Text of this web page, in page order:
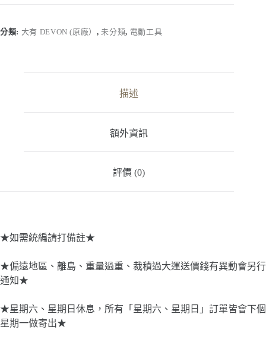
｜
分類: 大有 DEVON (原廠）,未分類, 電動工具
描述
額外資訊
評價 (0)
★如需統編請打備註★
★偏遠地區、離島、重量過重、裁積過大運送價錢有異動會另行
通知★
★星期六、星期日休息，所有「星期六、星期日」訂單皆會下個
星期一做寄出★